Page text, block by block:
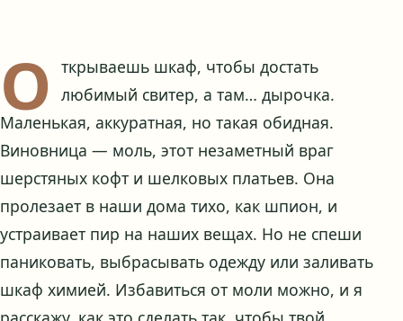
О
ткрываешь шкаф, чтобы достать
любимый свитер, а там… дырочка.
Маленькая, аккуратная, но такая обидная.
Виновница — моль, этот незаметный враг
шерстяных кофт и шелковых платьев. Она
пролезает в наши дома тихо, как шпион, и
устраивает пир на наших вещах. Но не спеши
паниковать, выбрасывать одежду или заливать
шкаф химией. Избавиться от моли можно, и я